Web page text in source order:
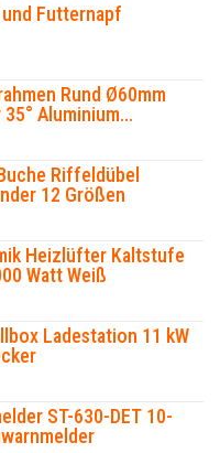
Futternapf
Rund Ø60mm
Aluminium...
Riffeldübel
12 Größen
Heizlüfter Kaltstufe
Watt Weiß
Ladestation 11 kW
ST-630-DET 10-